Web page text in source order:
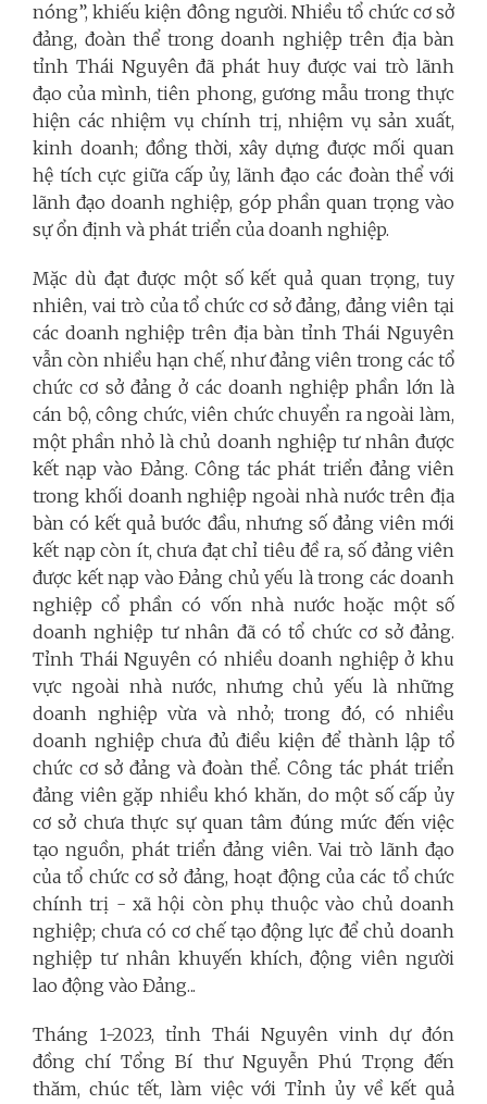
nóng”, khiếu kiện đông người. Nhiều tổ chức cơ sở
đảng, đoàn thể trong doanh nghiệp trên địa bàn
tỉnh Thái Nguyên đã phát huy được vai trò lãnh
đạo của mình, tiên phong, gương mẫu trong thực
hiện các nhiệm vụ chính trị, nhiệm vụ sản xuất,
kinh doanh; đồng thời, xây dựng được mối quan
hệ tích cực giữa cấp ủy, lãnh đạo các đoàn thể với
lãnh đạo doanh nghiệp, góp phần quan trọng vào
sự ổn định và phát triển của doanh nghiệp.
Mặc dù đạt được một số kết quả quan trọng, tuy
nhiên, vai trò của tổ chức cơ sở đảng, đảng viên tại
các doanh nghiệp trên địa bàn tỉnh Thái Nguyên
vẫn còn nhiều hạn chế, như đảng viên trong các tổ
chức cơ sở đảng ở các doanh nghiệp phần lớn là
cán bộ, công chức, viên chức chuyển ra ngoài làm,
một phần nhỏ là chủ doanh nghiệp tư nhân được
kết nạp vào Đảng. Công tác phát triển đảng viên
trong khối doanh nghiệp ngoài nhà nước trên địa
bàn có kết quả bước đầu, nhưng số đảng viên mới
kết nạp còn ít, chưa đạt chỉ tiêu đề ra, số đảng viên
được kết nạp vào Đảng chủ yếu là trong các doanh
nghiệp cổ phần có vốn nhà nước hoặc một số
doanh nghiệp tư nhân đã có tổ chức cơ sở đảng.
Tỉnh Thái Nguyên có nhiều doanh nghiệp ở khu
vực ngoài nhà nước, nhưng chủ yếu là những
doanh nghiệp vừa và nhỏ; trong đó, có nhiều
doanh nghiệp chưa đủ điều kiện để thành lập tổ
chức cơ sở đảng và đoàn thể. Công tác phát triển
đảng viên gặp nhiều khó khăn, do một số cấp ủy
cơ sở chưa thực sự quan tâm đúng mức đến việc
tạo nguồn, phát triển đảng viên. Vai trò lãnh đạo
của tổ chức cơ sở đảng, hoạt động của các tổ chức
chính trị - xã hội còn phụ thuộc vào chủ doanh
nghiệp; chưa có cơ chế tạo động lực để chủ doanh
nghiệp tư nhân khuyến khích, động viên người
lao động vào Đảng...
Tháng 1-2023, tỉnh Thái Nguyên vinh dự đón
đồng chí Tổng Bí thư Nguyễn Phú Trọng đến
thăm, chúc tết, làm việc với Tỉnh ủy về kết quả